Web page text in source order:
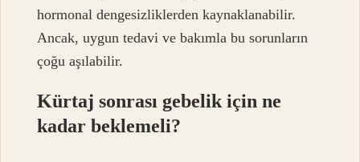
hormonal dengesizliklerden kaynaklanabilir.
Ancak, uygun tedavi ve bakımla bu sorunların
çoğu aşılabilir.
Kürtaj sonrası gebelik için ne
kadar beklemeli?